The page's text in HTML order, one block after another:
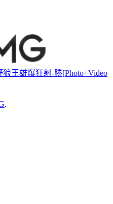
王雄爆狂射-勝[Photo+Video
.